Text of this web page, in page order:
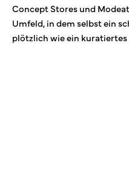
Concept Stores und
Umfeld, in dem selbst ein
plötzlich wie ein